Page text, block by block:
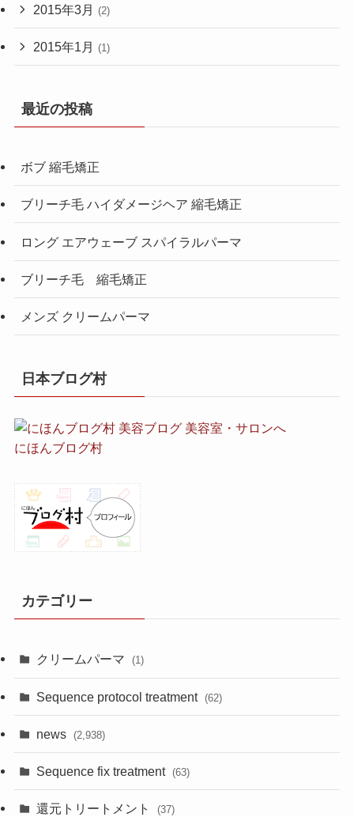
2015年3月 (2)
2015年1月 (1)
最近の投稿
ボブ 縮毛矯正
ブリーチ毛 ハイダメージヘア 縮毛矯正
ロング エアウェーブ スパイラルパーマ
ブリーチ毛 縮毛矯正
メンズ クリームパーマ
日本ブログ村
にほんブログ村
カテゴリー
クリームパーマ (1)
Sequence protocol treatment (62)
news (2,938)
Sequence fix treatment (63)
還元トリートメント (37)